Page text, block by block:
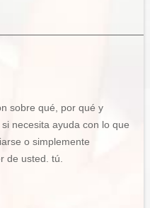
sobre qué, por qué y
necesita ayuda con lo que
o simplemente
de usted. tú.